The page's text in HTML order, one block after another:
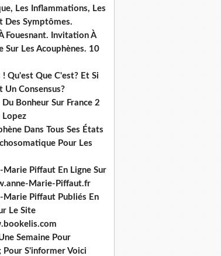
Les Inflammations, Les
Des Symptômes.
Fouesnant. Invitation À
Sur Les Acouphènes. 10
! Qu'est Que C'est? Et Si
Un Consensus?
Du Bonheur Sur France 2
Lopez
Dans Tous Ses États
Pour Les
Marie Piffaut En Ligne Sur
Marie-Piffaut.fr
Marie Piffaut Publiés En
Le Site
Semaine Pour
S'informer Voici